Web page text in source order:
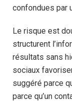
confondues par
Le risque est
structurent
résultats sans
sociaux
suggéré parce
parce qu’un